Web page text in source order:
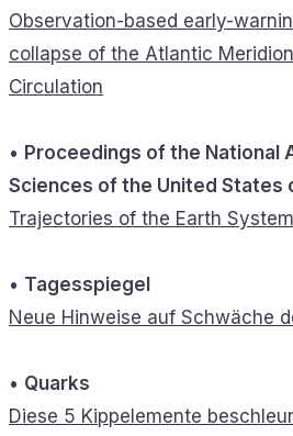
Observation-based early-
collapse of the Atlantic
Circulation
• Proceedings of the National
Sciences of the United States
Trajectories of the Earth
• Tagesspiegel
Neue Hinweise auf Schwäche
• Quarks
Diese 5 Kippelemente